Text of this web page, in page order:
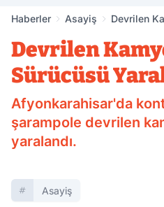
Haberler Asayiş Devrilen
Devrilen
Sürücüsü
Afyonkarahisar'da
şarampole devrilen
yaralandı.
Asayiş